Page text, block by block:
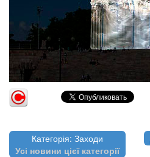
Категорія: Заходи
Усі новини цієї категорії